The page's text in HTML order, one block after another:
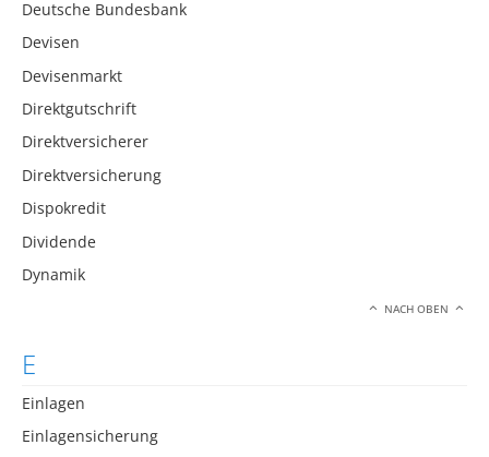
Deutsche Bundesbank
Devisen
Devisenmarkt
Direktgutschrift
Direktversicherer
Direktversicherung
Dispokredit
Dividende
Dynamik
NACH OBEN
E
Einlagen
Einlagensicherung